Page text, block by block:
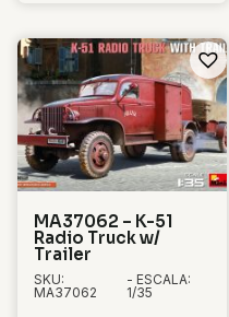
MA37062 – K-51
Radio Truck w/
Trailer
SKU:
MA37062
- ESCALA:
1/35